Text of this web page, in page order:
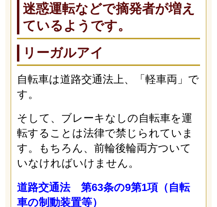
迷惑運転などで摘発者が増え
ているようです。
リーガルアイ
自転車は道路交通法上、「軽車両」で
す。
そして、ブレーキなしの自転車を運
転することは法律で禁じられていま
す。もちろん、前輪後輪両方ついて
いなければいけません。
道路交通法 第63条の9第1項（自転
車の制動装置等）